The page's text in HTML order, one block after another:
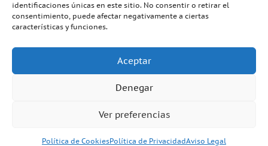
identificaciones únicas en este sitio. No consentir o retirar el
consentimiento, puede afectar negativamente a ciertas
características y funciones.
Aceptar
Denegar
Ver preferencias
Política de CookiesPolítica de PrivacidadAviso Legal
Política de Privacidad
Aviso Legal
Política de Cookies
Copyright © 2025. Centro Yu Shan. Todos los
Diseñado por Midea